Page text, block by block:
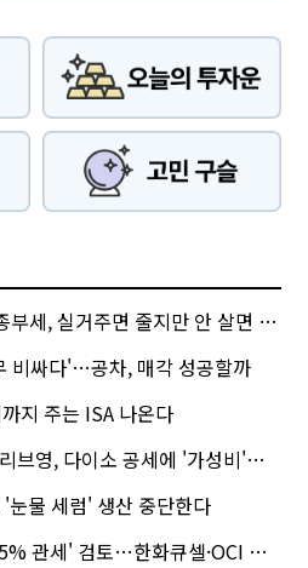
, 실거주면 줄지만 안 살면 2.5배
비싸다'…공차, 매각 성공할까
지 주는 ISA 나온다
, 다이소 공세에 '가성비'로 맞불
'눈물 세럼' 생산 중단한다
세' 검토…한화큐셀·OCI 영향은?